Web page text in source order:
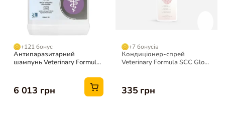
+121 бонус
Антипаразитарний
шампунь Veterinary Formula
6 013 грн
+7 бонусів
Кондиціонер-спрей
Veterinary Formula SCC Gloss
335 грн